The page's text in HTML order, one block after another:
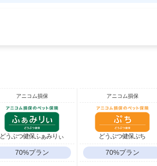
アニコム損保
どうぶつ健保ふぁみりぃ
70%プラン
アニコム損保
どうぶつ健保ぷち
70%プラン